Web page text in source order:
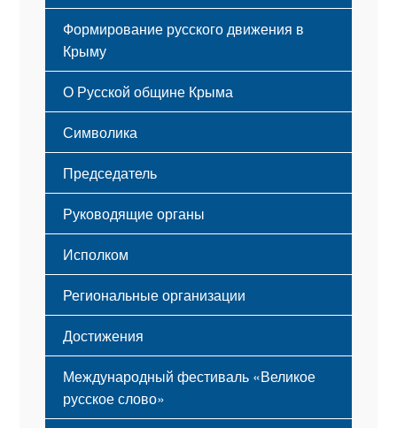
Формирование русского движения в
Крыму
Русский Крым
О Русской общине Крыма
Этапы становления
Принципы деятельности
Структура
Мероприятия
Символика
Флаг
Герб
Гимн
Председатель
Руководящие органы
Исполком
Региональные организации
Достижения
Международный фестиваль «Великое
русское слово»